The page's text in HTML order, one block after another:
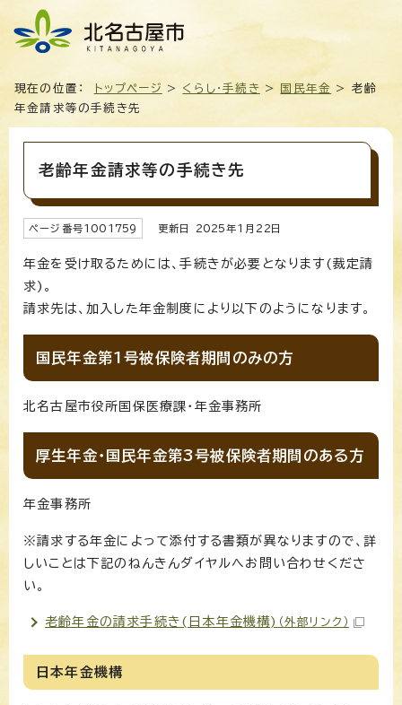
現在の位置： トップページ > くらし・手続き > 国民年金 > 老齢
年金請求等の手続き先
老齢年金請求等の手続き先
ページ番号1001759 更新日 2025年1月 22 日
年金を受け取るためには、手続きが必要となります(裁定請
求)。
請求先は、加入した年金制度により以下のようになります。
国民年金第1号被保険者期間のみの方
北名古屋市役所国保医療課・年金事務所
厚生年金・国民年金第3号被保険者期間のある方
年金事務所
※請求する年金によって添付する書類が異なりますので、詳
しいことは下記のねんきんダイヤルへお問い合わせくださ
い。
老齢年金の請求手続き(日本年金機構) （外部リンク）
日本年金機構